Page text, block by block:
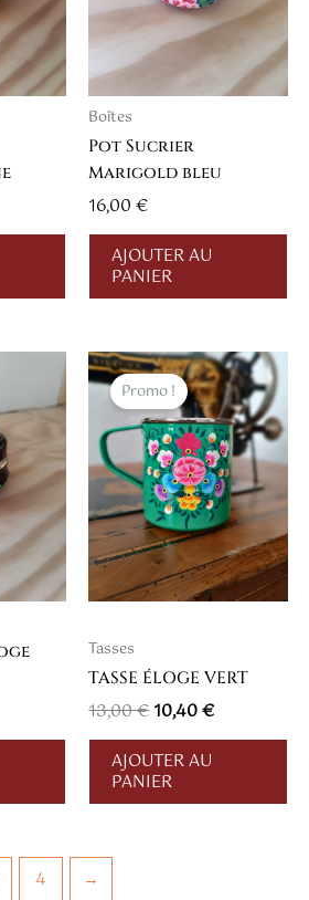
Boîtes
Pot Sucrier
Marigold bleu
16,00€
AJOUTER AU
PANIER
Promo !
Tasses
TASSE ÉLOGE VERT
13,00€
Le
prix
initial
était :
13,00 €.
10,40€
Le
prix
actuel
est :
10,40 €.
AJOUTER AU
PANIER
4 →